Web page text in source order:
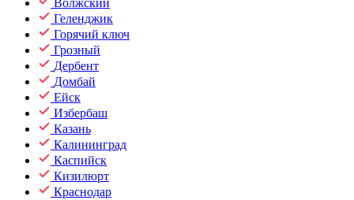
Волжский
Геленджик
Горячий ключ
Грозный
Дербент
Домбай
Ейск
Избербаш
Казань
Калининград
Каспийск
Кизилюрт
Краснодар